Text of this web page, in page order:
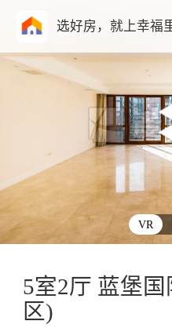
选好房，就上幸福
VR
5室2厅 蓝堡
区)